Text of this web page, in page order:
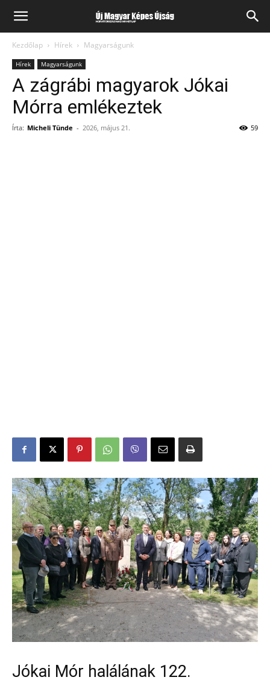
Kezdőlap Hírek Magyarságunk
Hírek Magyarságunk
A zágrábi magyarok Jókai
Mórra emlékeztek
Írta: Micheli Tünde - 2026, május 21. 59
Jókai Mór halálának 122.